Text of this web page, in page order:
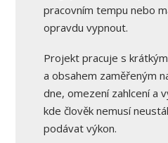
pracovním tempu nebo
opravdu vypnout.
Projekt pracuje s
a obsahem zaměřeným
dne, omezení zahlcení a
kde člověk nemusí
podávat výkon.